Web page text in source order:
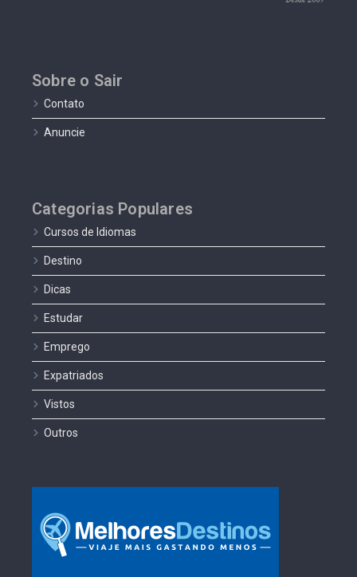
Sobre o Sair
Contato
Anuncie
Categorias Populares
Cursos de Idiomas
Destino
Dicas
Estudar
Emprego
Expatriados
Vistos
Outros